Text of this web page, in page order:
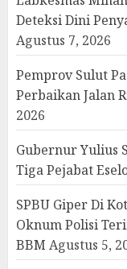
Deteksi Dini
Agustus 7, 2026
Pemprov Sulut
Perbaikan Jalan
2026
Gubernur Yulius
Tiga Pejabat
SPBU Giper Di
Oknum Polisi
BBM Agustus 5,